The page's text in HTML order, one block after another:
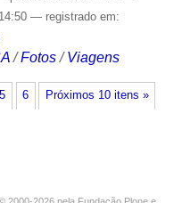
— registrado em:
/Fotos /Viagens
Próximos 10 itens »
5 6